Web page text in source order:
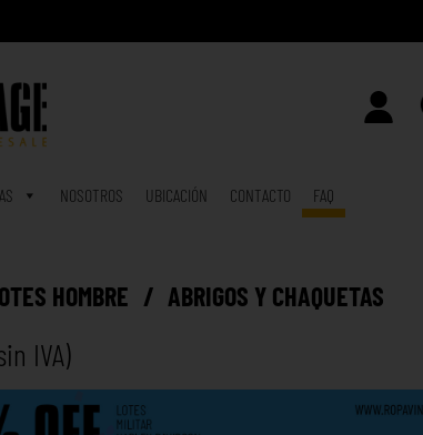
NOSOTROS UBICACIÓN CONTACTO FAQ
HOMBRE / ABRIGOS Y CHAQUETAS
IVA)